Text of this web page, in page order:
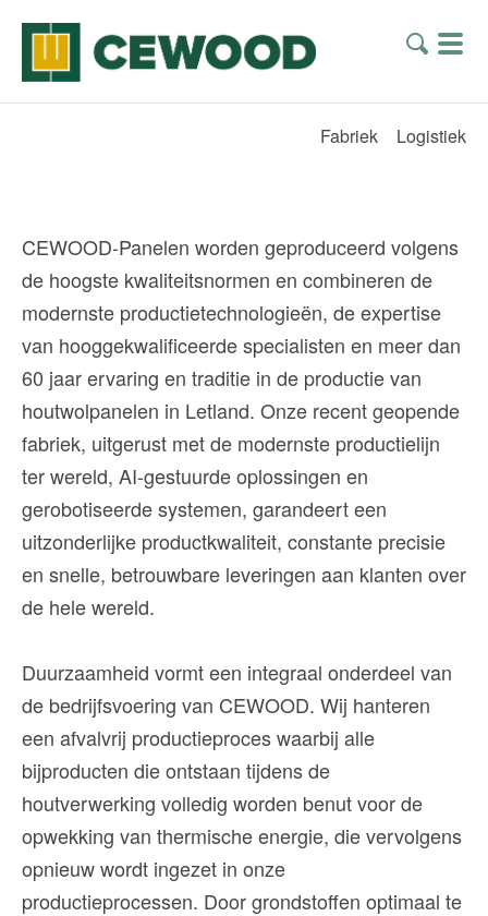
Fabriek Logistiek
CEWOOD-Panelen worden geproduceerd volgens
de hoogste kwaliteitsnormen en combineren de
modernste productietechnologieën, de expertise
van hooggekwalificeerde specialisten en meer dan
60 jaar ervaring en traditie in de productie van
houtwolpanelen in Letland. Onze recent geopende
fabriek, uitgerust met de modernste productielijn
ter wereld, AI-gestuurde oplossingen en
gerobotiseerde systemen, garandeert een
uitzonderlijke productkwaliteit, constante precisie
en snelle, betrouwbare leveringen aan klanten over
de hele wereld.
Duurzaamheid vormt een integraal onderdeel van
de bedrijfsvoering van CEWOOD. Wij hanteren
een afvalvrij productieproces waarbij alle
bijproducten die ontstaan tijdens de
houtverwerking volledig worden benut voor de
opwekking van thermische energie, die vervolgens
opnieuw wordt ingezet in onze
productieprocessen. Door grondstoffen optimaal te